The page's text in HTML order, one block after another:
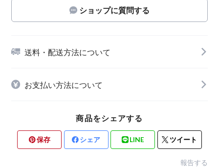
ショップに質問する
送料・配送方法について
お支払い方法について
商品をシェアする
保存 シェア LINE ツイート
報告する